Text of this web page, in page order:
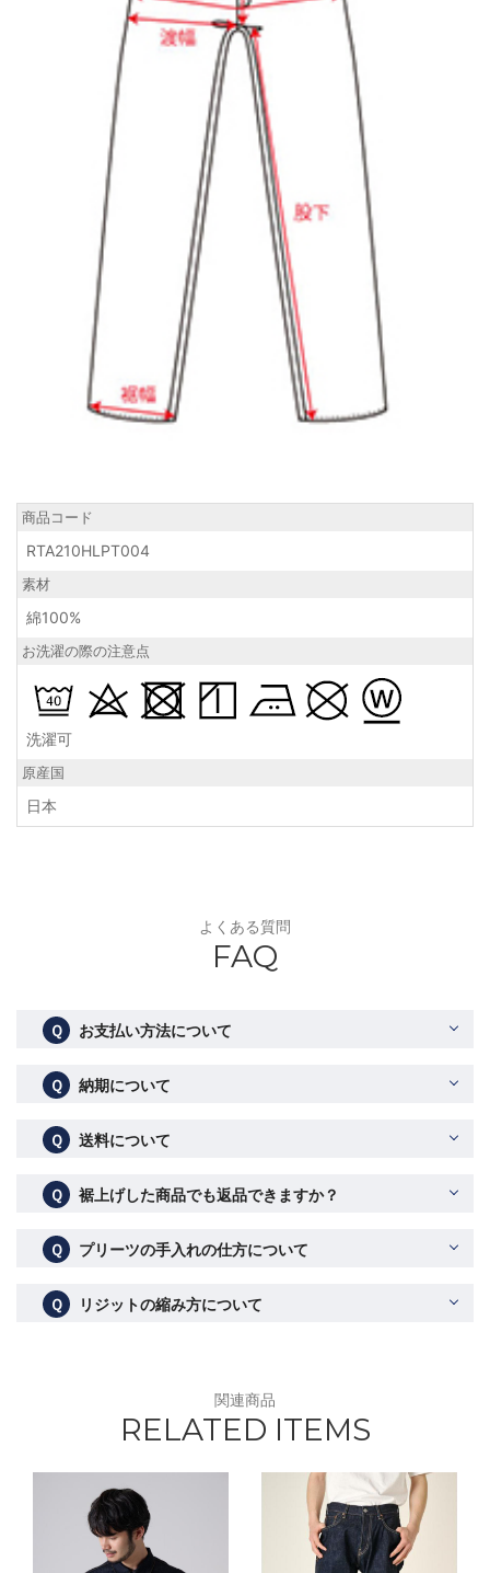
商品コード
RTA210HLPT004
素材
綿100%
お洗濯の際の注意点
洗濯可
原産国
日本
よくある質問
FAQ
Ｑ お支払い方法について
Ｑ 納期について
Ｑ 送料について
Ｑ 裾上げした商品でも返品できますか？
Ｑ プリーツの手入れの仕方について
Ｑ リジットの縮み方について
関連商品
RELATED ITEMS